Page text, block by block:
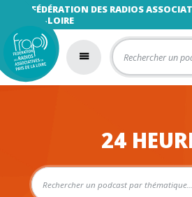
FÉDÉRATION DES RADIOS
LA-LOIRE
24